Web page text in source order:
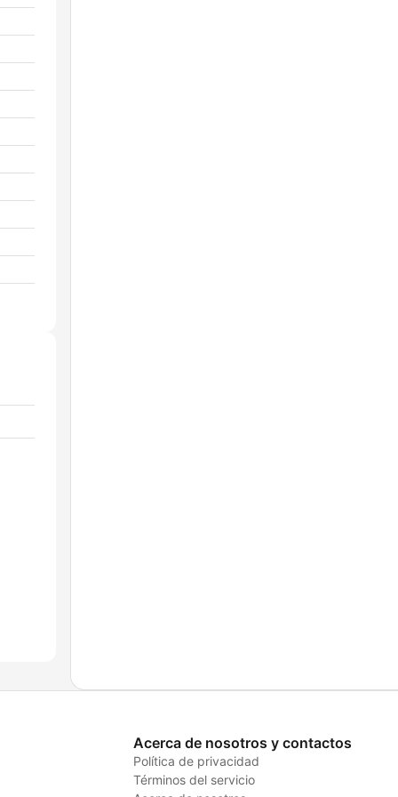
Acerca de nosotros y contactos
Política de privacidad
Términos del servicio